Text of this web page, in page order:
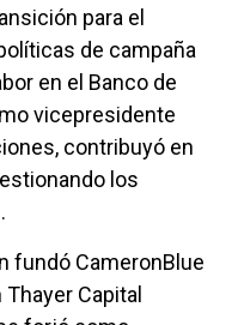
para el
de campaña
en el Banco de
vicepresidente
contribuyó en
los
fundó CameronBlue
Capital